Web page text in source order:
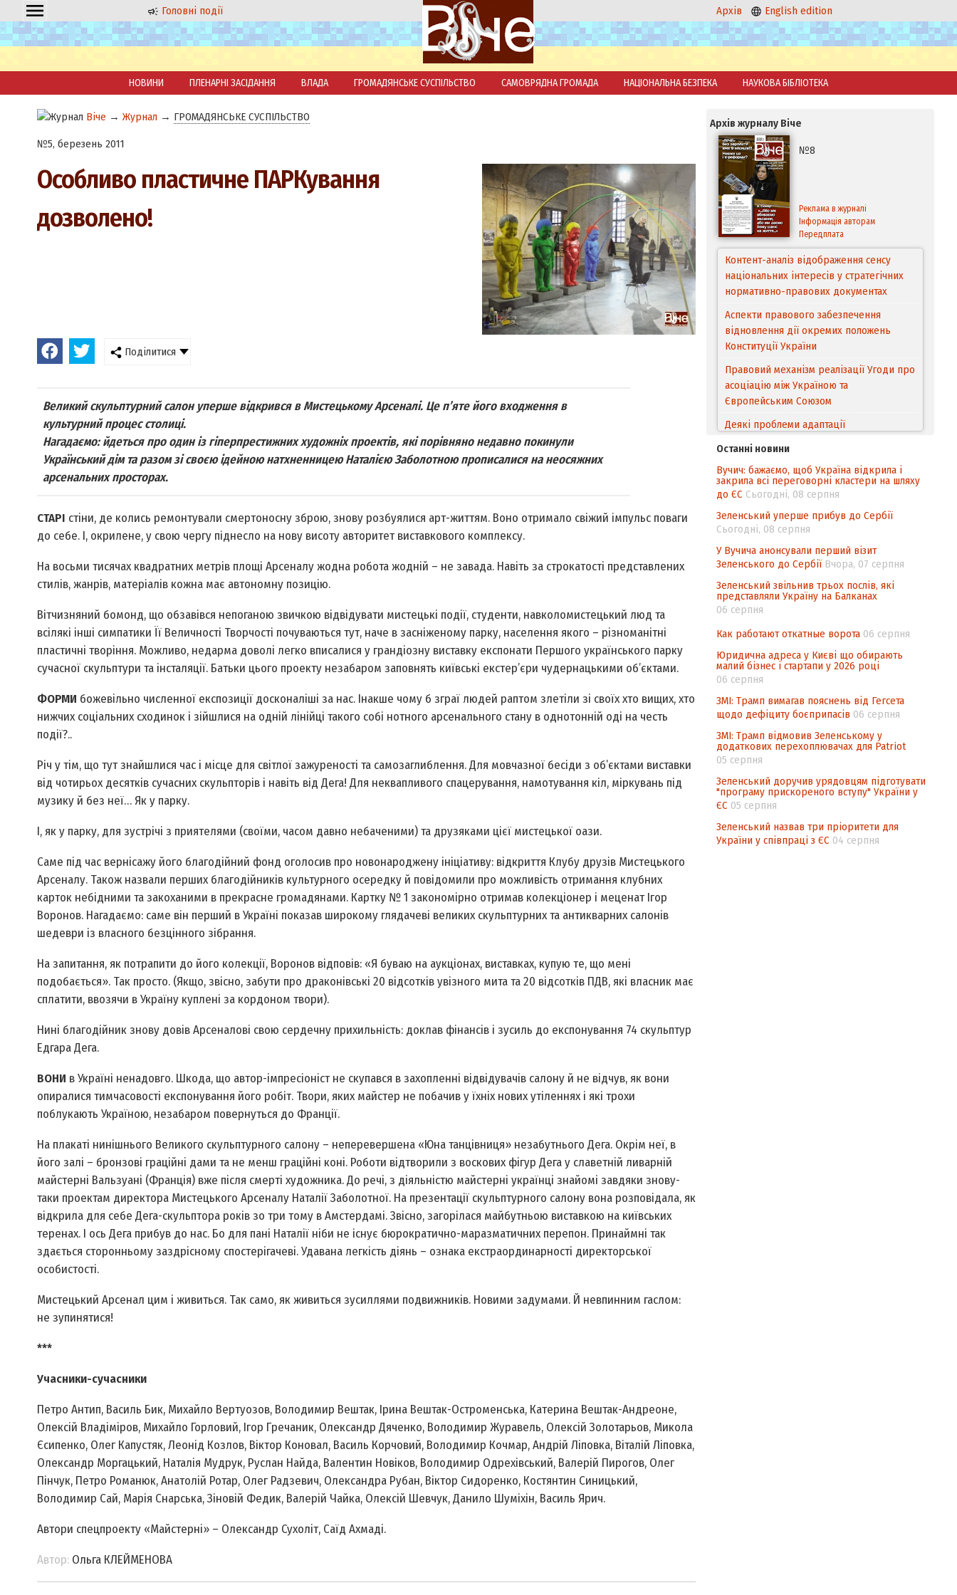
Головні події Архів English edition
НОВИНИ ПЛЕНАРНІ ЗАСІДАННЯ ВЛАДА ГРОМАДЯНСЬКЕ СУСПІЛЬСТВО САМОВРЯДНА ГРОМАДА НАЦІОНАЛЬНА БЕЗПЕКА НАУКОВА БІБЛІОТЕКА
Віче → Журнал → ГРОМАДЯНСЬКЕ СУСПІЛЬСТВО
№5, березень 2011
Особливо пластичне ПАРКування
дозволено!
Поділитися
Великий скульптурний салон уперше відкрився в Мистецькому Арсеналі. Це п’яте його входження в
культурний процес столиці.
Нагадаємо: йдеться про один із гіперпрестижних художніх проектів, які порівняно недавно покинули
Український дім та разом зі своєю ідейною натхненницею Наталією Заболотною прописалися на неосяжних
арсенальних просторах.
СТАРІ стіни, де колись ремонтували смертоносну зброю, знову розбуялися арт-життям. Воно отримало свіжий імпульс поваги
до себе. І, окрилене, у свою чергу піднесло на нову висоту авторитет виставкового комплексу.
На восьми тисячах квадратних метрів площі Арсеналу жодна робота жодній – не завада. Навіть за строкатості представлених
стилів, жанрів, матеріалів кожна має автономну позицію.
Вітчизняний бомонд, що обзавівся непоганою звичкою відвідувати мистецькі події, студенти, навколомистецький люд та
всілякі інші симпатики Її Величності Творчості почуваються тут, наче в засніженому парку, населення якого – різноманітні
пластичні творіння. Можливо, недарма доволі легко вписалися у грандіозну виставку експонати Першого українського парку
сучасної скульптури та інсталяції. Батьки цього проекту незабаром заповнять київські екстер’єри чудернацькими об’єктами.
ФОРМИ божевільно численної експозиції досконаліші за нас. Інакше чому б зграї людей раптом злетіли зі своїх хто вищих, хто
нижчих соціальних сходинок і зійшлися на одній лінійці такого собі нотного арсенального стану в однотонній оді на честь
події?..
Річ у тім, що тут знайшлися час і місце для світлої зажуреності та самозаглиблення. Для мовчазної бесіди з об’єктами виставки
від чотирьох десятків сучасних скульпторів і навіть від Дега! Для неквапливого спацерування, намотування кіл, міркувань під
музику й без неї… Як у парку.
І, як у парку, для зустрічі з приятелями (своїми, часом давно небаченими) та друзяками цієї мистецької оази.
Саме під час вернісажу його благодійний фонд оголосив про новонароджену ініціативу: відкриття Клубу друзів Мистецького
Арсеналу. Також назвали перших благодійників культурного осередку й повідомили про можливість отримання клубних
карток небідними та закоханими в прекрасне громадянами. Картку № 1 закономірно отримав колекціонер і меценат Ігор
Воронов. Нагадаємо: саме він перший в Україні показав широкому глядачеві великих скульптурних та антикварних салонів
шедеври із власного безцінного зібрання.
На запитання, як потрапити до його колекції, Воронов відповів: «Я буваю на аукціонах, виставках, купую те, що мені
подобається». Так просто. (Якщо, звісно, забути про драконівські 20 відсотків увізного мита та 20 відсотків ПДВ, які власник має
сплатити, ввозячи в Україну куплені за кордоном твори).
Нині благодійник знову довів Арсеналові свою сердечну прихильність: доклав фінансів і зусиль до експонування 74 скульптур
Едгара Дега.
ВОНИ в Україні ненадовго. Шкода, що автор-імпресіоніст не скупався в захопленні відвідувачів салону й не відчув, як вони
опиралися тимчасовості експонування його робіт. Твори, яких майстер не побачив у їхніх нових утіленнях і які трохи
поблукають Україною, незабаром повернуться до Франції.
На плакаті нинішнього Великого скульптурного салону – неперевершена «Юна танцівниця» незабутнього Дега. Окрім неї, в
його залі – бронзові граційні дами та не менш граційні коні. Роботи відтворили з воскових фігур Дега у славетній ливарній
майстерні Вальзуані (Франція) вже після смерті художника. До речі, з діяльністю майстерні українці знайомі завдяки знову-
таки проектам директора Мистецького Арсеналу Наталії Заболотної. На презентації скульптурного салону вона розповідала, як
відкрила для себе Дега-скульптора років зо три тому в Амстердамі. Звісно, загорілася майбутньою виставкою на київських
теренах. І ось Дега прибув до нас. Бо для пані Наталії ніби не існує бюрократично-маразматичних перепон. Принаймні так
здається сторонньому заздрісному спостерігачеві. Удавана легкість діянь – ознака екстраординарності директорської
особистості.
Мистецький Арсенал цим і живиться. Так само, як живиться зусиллями подвижників. Новими задумами. Й невпинним гаслом:
не зупинятися!
***
Учасники-сучасники
Петро Антип, Василь Бик, Михайло Вертуозов, Володимир Вештак, Ірина Вештак-Остроменська, Катерина Вештак-Андреоне,
Олексій Владіміров, Михайло Горловий, Ігор Гречаник, Олександр Дяченко, Володимир Журавель, Олексій Золотарьов, Микола
Єсипенко, Олег Капустяк, Леонід Козлов, Віктор Коновал, Василь Корчовий, Володимир Кочмар, Андрій Ліповка, Віталій Ліповка,
Олександр Моргацький, Наталія Мудрук, Руслан Найда, Валентин Новіков, Володимир Одрехівський, Валерій Пирогов, Олег
Пінчук, Петро Романюк, Анатолій Ротар, Олег Радзевич, Олександра Рубан, Віктор Сидоренко, Костянтин Cиницький,
Володимир Сай, Марія Снарська, Зіновій Федик, Валерій Чайка, Олексій Шевчук, Данило Шуміхін, Василь Ярич.
Автори спецпроекту «Майстерні» – Олександр Сухоліт, Саїд Ахмаді.
Автор:Ольга КЛЕЙМЕНОВА
Архів журналу Віче
№8
Реклама в журналі
Інформація авторам
Передплата
Контент-аналіз відображення сенсу
національних інтересів у стратегічних
нормативно-правових документах
Аспекти правового забезпечення
відновлення дії окремих положень
Конституції України
Правовий механізм реалізації Угоди про
асоціацію між Україною та
Європейським Cоюзом
Деякі проблеми адаптації
походження товарів відповідно до
Угоди про торговельні аспекти прав
інтелектуальної власності (TRIPS) у
контексті євроінтеграції
Аналіз виборчого законодавства щодо
підрахунку голосів виборців
Інформаційна безпека суспільства
Останні новини
Вучич: бажаємо, щоб Україна відкрила і
закрила всі переговорні кластери на шляху
до ЄС Сьогодні, 08 серпня
Зеленський уперше прибув до Сербії
Сьогодні, 08 серпня
У Вучича анонсували перший візит
Зеленського до Сербії Вчора, 07 серпня
Зеленський звільнив трьох послів, які
представляли Україну на Балканах
06 серпня
Как работают откатные ворота 06 серпня
Юридична адреса у Києві що обирають
малий бізнес і стартапи у 2026 році
06 серпня
ЗМІ: Трамп вимагав пояснень від Гегсета
щодо дефіциту боєприпасів 06 серпня
ЗМІ: Трамп відмовив Зеленському у
додаткових перехоплювачах для Patriot
05 серпня
Зеленський доручив урядовцям підготувати
"програму прискореного вступу" України у
ЄС 05 серпня
Зеленський назвав три пріоритети для
України у співпраці з ЄС 04 серпня